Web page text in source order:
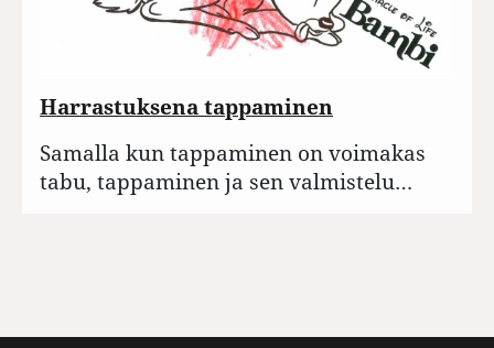
Harrastuksena tappaminen
Samalla kun tappaminen on voimakas
tabu, tappaminen ja sen valmistelu…